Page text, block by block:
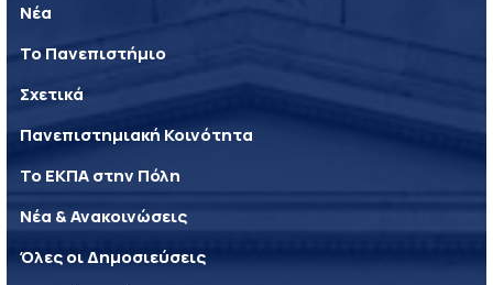
Νέα
Το Πανεπιστήμιο
Σχετικά
Πανεπιστημιακή Κοινότητα
Το ΕΚΠΑ στην Πόλη
Νέα & Ανακοινώσεις
Όλες οι Δημοσιεύσεις